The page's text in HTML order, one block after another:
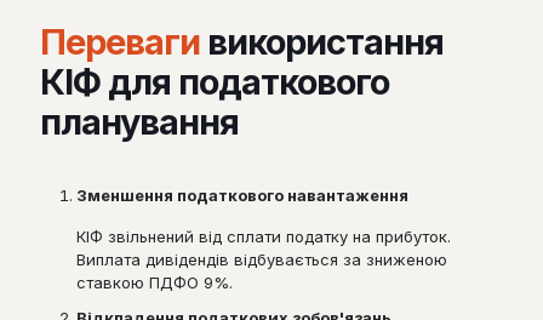
Переваги використання
КІФ для податкового
планування
Зменшення податкового навантаження
КІФ звільнений від сплати податку на прибуток.
Виплата дивідендів відбувається за зниженою
ставкою ПДФО 9%.